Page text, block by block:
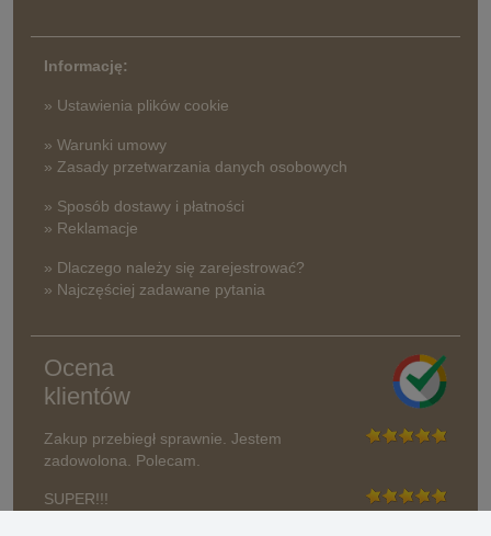
Informację:
» Ustawienia plików cookie
» Warunki umowy
» Zasady przetwarzania danych osobowych
» Sposób dostawy i płatności
» Reklamacje
» Dlaczego należy się zarejestrować?
» Najczęściej zadawane pytania
Ocena
klientów
Zakup przebiegł sprawnie. Jestem
zadowolona. Polecam.
SUPER!!!